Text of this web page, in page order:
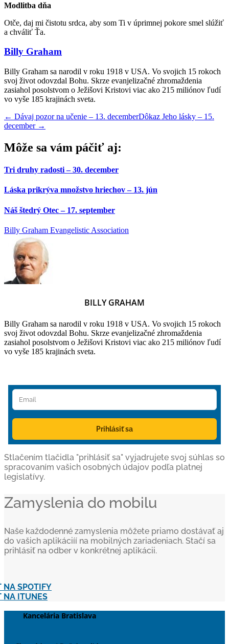
Modlitba dňa
Otče, daj mi čistotu srdca, aby som Ti v úprimnej pokore smel slúžiť
a chváliť Ťa.
Billy Graham
Billy Graham sa narodil v roku 1918 v USA. Vo svojich 15 rokoch
svoj život odovzdal Bohu. Skrze evanjelizačné zhromaždenia
zasiahol posolstvom o Ježišovi Kristovi viac ako 215 miliónov ľudí
vo vyše 185 krajinách sveta.
← Dávaj pozor na učenie – 13. decemberDôkaz Jeho lásky – 15.
december →
Môže sa vám páčiť aj:
Tri druhy radosti – 30. december
Láska prikrýva množstvo hriechov – 13. jún
Náš štedrý Otec – 17. september
Billy Graham Evangelistic Association
BILLY GRAHAM
Billy Graham sa narodil v roku 1918 v USA. Vo svojich 15 rokoch
svoj život odovzdal Bohu. Skrze evanjelizačné zhromaždenia
zasiahol posolstvom o Ježišovi Kristovi viac ako 215 miliónov ľudí
vo vyše 185 krajinách sveta.
Prihlásiť sa
Stlačením tlačidla "prihlásiť sa" vyjadrujete svoj súhlas so
spracovaním vašich osobných údajov podľa platnej
legislatívy.
Zamyslenia do mobilu
Naše každodenné zamyslenia môžete priamo dostávať aj
do vašich aplikáciíí na mobilných zariadeniach. Stačí sa
prihlásiť na odber v konkrétnej aplikácii.
NA SPOTIFY
NA ITUNES
Kancelária Bratislava